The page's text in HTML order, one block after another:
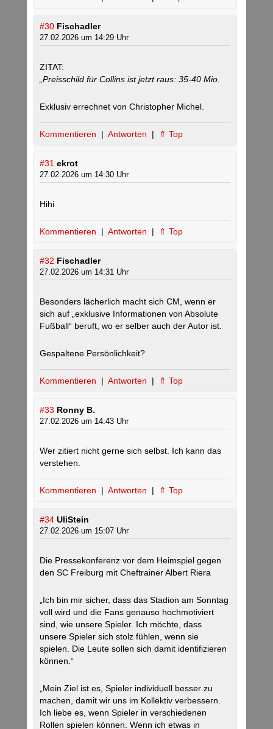
#30 Fischadler
27.02.2026 um 14:29 Uhr
ZITAT:
„Preisschild für Collins ist jetzt raus: 35-40 Mio.
Exklusiv errechnet von Christopher Michel.
Kommentieren | Antworten | ⇑ Top
#31 ekrot
27.02.2026 um 14:30 Uhr
Hihi
Kommentieren | Antworten | ⇑ Top
#32 Fischadler
27.02.2026 um 14:31 Uhr
Besonders lächerlich macht sich CM, wenn er
sich auf „exklusive Informationen von Absolute
Fußball“ beruft, wo er selber auch der Autor ist.
Gespaltene Persönlichkeit?
Kommentieren | Antworten | ⇑ Top
#33 Ronny B.
27.02.2026 um 14:43 Uhr
Wer zitiert nicht gerne sich selbst. Ich kann das
verstehen.
Kommentieren | Antworten | ⇑ Top
#34 UliStein
27.02.2026 um 15:07 Uhr
Die Pressekonferenz vor dem Heimspiel gegen
den SC Freiburg mit Cheftrainer Albert Riera
„Ich bin mir sicher, dass das Stadion am Sonntag
voll wird und die Fans genauso hochmotiviert
sind, wie unsere Spieler. Ich möchte, dass
unsere Spieler sich stolz fühlen, wenn sie
spielen. Die Leute sollen sich damit identifizieren
können.“
„Mein Ziel ist es, Spieler individuell besser zu
machen, damit wir uns im Kollektiv verbessern.
Ich liebe es, wenn Spieler in verschiedenen
Rollen spielen können. Wenn ich etwas in